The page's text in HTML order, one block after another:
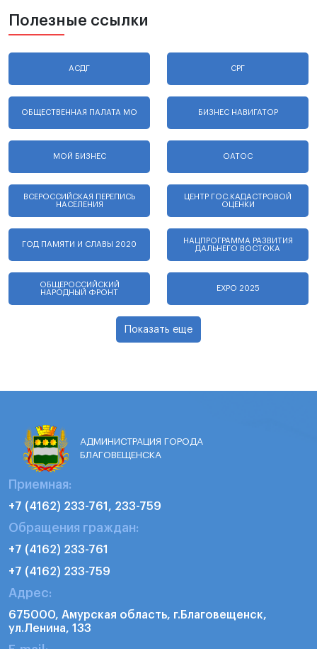
Полезные ссылки
АСДГ СРГ
ОБЩЕСТВЕННАЯ ПАЛАТА МО БИЗНЕС НАВИГАТОР
МОЙ БИЗНЕС ОАТОС
ВСЕРОССИЙСКАЯ ПЕРЕПИСЬ
НАСЕЛЕНИЯ
ЦЕНТР ГОС.КАДАСТРОВОЙ
ОЦЕНКИ
ГОД ПАМЯТИ И СЛАВЫ 2020
НАЦПРОГРАММА РАЗВИТИЯ
ДАЛЬНЕГО ВОСТОКА
ОБЩЕРОССИЙСКИЙ
НАРОДНЫЙ ФРОНТ
EXPO 2025
Показать еще
АДМИНИСТРАЦИЯ ГОРОДА
БЛАГОВЕЩЕНСКА
Приемная:
+7 (4162) 233-761, 233-759
Обращения граждан:
+7 (4162) 233-761
+7 (4162) 233-759
Адрес:
675000, Амурская область, г.Благовещенск,
ул.Ленина, 133